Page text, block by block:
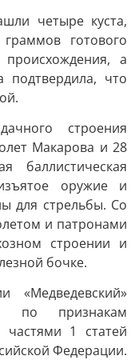
четыре куста,
готового
происхождения, а
подтвердила, что
строения
Макарова и 28
баллистическая
оружие и
для стрельбы. Со
и патронами
строении и
бочке.
по признакам
частями 1 статей
Федерации.